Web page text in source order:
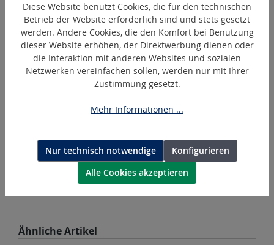
Produktgalerie überspringen
Zubehör
SL-6CJ
Presskopf / Pressaufsatz für TriLiner C
Produktgalerie überspringen
Ähnliche Artikel
Diese Website benutzt Cookies, die für den technischen
Betrieb der Website erforderlich sind und stets gesetzt
werden. Andere Cookies, die den Komfort bei Benutzung
dieser Website erhöhen, der Direktwerbung dienen oder
die Interaktion mit anderen Websites und sozialen
Netzwerken vereinfachen sollen, werden nur mit Ihrer
Zustimmung gesetzt.
Mehr Informationen ...
Nur technisch notwendige
Konfigurieren
Alle Cookies akzeptieren